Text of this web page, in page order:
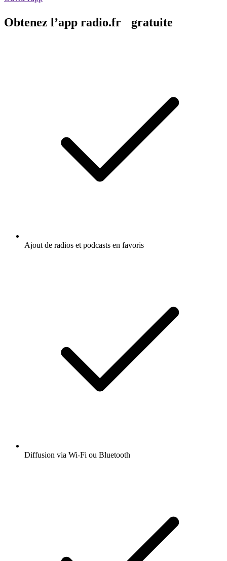
Obtenez l’app radio.fr gratuite
Ajout de radios et podcasts en favoris
Diffusion via Wi-Fi ou Bluetooth